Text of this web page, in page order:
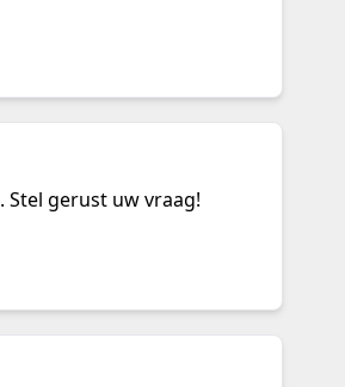
gerust uw vraag!